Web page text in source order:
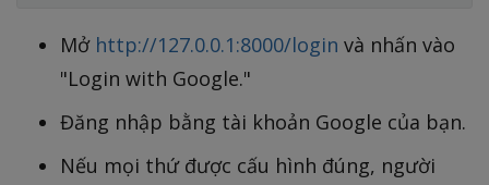
Mở http://127.0.0.1:8000/login và nhấn vào
"Login with Google."
Đăng nhập bằng tài khoản Google của bạn.
Nếu mọi thứ được cấu hình đúng, người